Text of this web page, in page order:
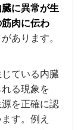
臓に異常が生
肉に伝わ
あります。
ている内臓
る現象を
源を正確に認
す。例え